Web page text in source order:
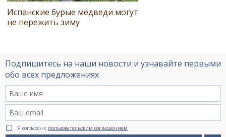
Испанские бурые медведи могут
не пережить зиму
Подпишитесь на наши новости и узнавайте первыми
обо всех предложениях
Я согласен с пользовательским соглашением